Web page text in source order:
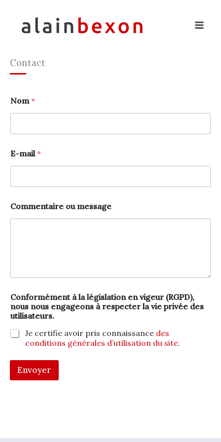
contenu
Contact
Nom*
E-mail*
Commentaire ou message
Conformément à la législation en vigeur (RGPD),
nous nous engageons à respecter la vie privée des
utilisateurs.
Je certifie avoir pris connaissance des
conditions générales d’utilisation du site.
Envoyer